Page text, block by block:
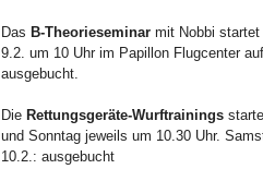
Das B-Theorieseminarmit Nobbi startet
9.2. um 10 Uhr im Papillon Flugcenter
ausgebucht.
Die Rettungsgeräte-Wurftrainings
und Sonntag jeweils um 10.30 Uhr.
10.2.: ausgebucht